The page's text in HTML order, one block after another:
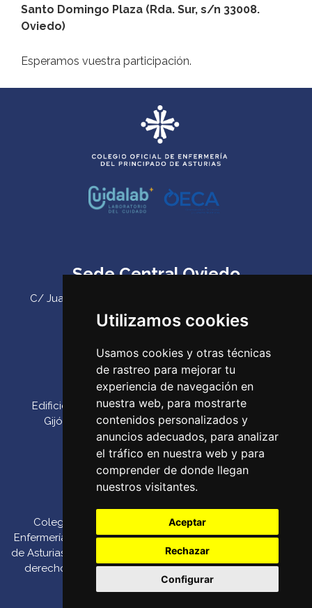
Utilizamos cookies
Usamos cookies y otras técnicas
de rastreo para mejorar tu
experiencia de navegación en
nuestra web, para mostrarte
contenidos personalizados y
anuncios adecuados, para analizar
el tráfico en nuestra web y para
comprender de donde llegan
nuestros visitantes.
Aceptar
Rechazar
Configurar
Santo Domingo Plaza (Rda. Sur, s/n 33008.
Oviedo)
Esperamos vuestra participación.
Sede Central Oviedo
C/ Juan Antonio Álvarez Rabanal 7, bajo. C.P. 33011
Email: codepa@codepa.es
Delegación Gijón
Edificio Impulsa, Oficina 6. Parque Tecnológico de
Gijón. Calle Los Prados, 166 C.P. 33203 (Gijón) ‌
Teléfono:985 23 25 52‌
codepa@codepa.es
Colegio Oficial de
Enfermería del Principado
de Asturias 2026. Todos los
derechos reservados.
Canal de denuncias
Política de Pago por
Privacidad::Política de
Cookies